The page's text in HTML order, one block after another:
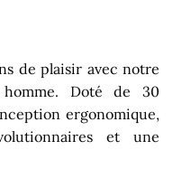
de plaisir avec notre
Doté de 30
ergonomique,
et une